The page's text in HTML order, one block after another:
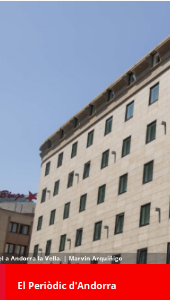
a Andorra la Vella. | Marvin Arquíñigo
El Periòdic d'Andorra